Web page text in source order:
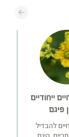
ייחודיים
פיגם
להבדיל